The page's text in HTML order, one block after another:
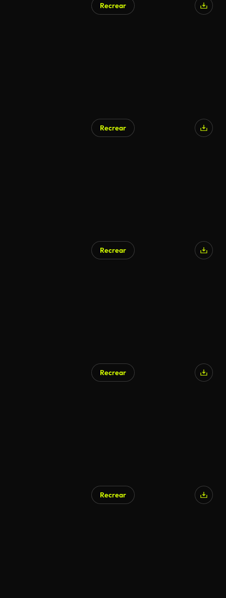
Recrear
Recrear
Recrear
Recrear
Recrear